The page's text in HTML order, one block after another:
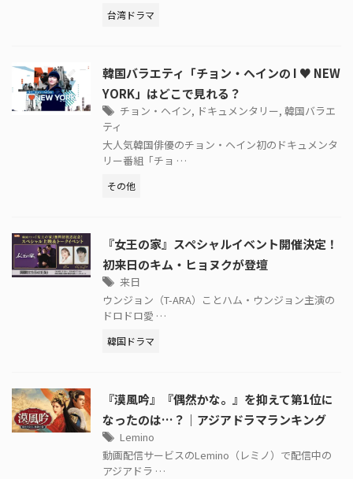
台湾ドラマ
韓国バラエティ「チョン・ヘインの I ♥ NEW
YORK」はどこで見れる？
チョン・ヘイン, ドキュメンタリー, 韓国バラエ
ティ
大人気韓国俳優のチョン・ヘイン初のドキュメンタ
リー番組「チョ …
その他
『女王の家』スペシャルイベント開催決定！
初来日のキム・ヒョヌクが登壇
来日
ウンジョン（T-ARA）ことハム・ウンジョン主演の
ドロドロ愛 …
韓国ドラマ
『漠風吟』『偶然かな。』を抑えて第1位に
なったのは…？｜アジアドラマランキング
Lemino
動画配信サービスのLemino（レミノ）で配信中の
アジアドラ …